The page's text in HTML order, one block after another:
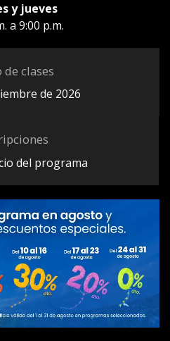
y jueves
a 9:00 p.m.
de clases
de 2026
del programa